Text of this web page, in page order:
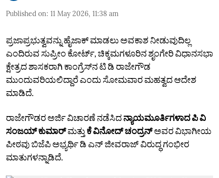
Published on: 11 May 2026, 11:38 am
ಪ್ರಜಾಪ್ರಭುತ್ವವನ್ನು ಹೈಜಾಕ್‌ ಮಾಡಲು ಅವಕಾಶ ನೀಡುವುದಿಲ್ಲ
ಎಂದಿರುವ ಸುಪ್ರೀಂ ಕೋರ್ಟ್‌, ಚಿಕ್ಕಮಗಳೂರಿನ ಶೃಂಗೇರಿ ವಿಧಾನಸಭಾ
ಕ್ಷೇತ್ರದ ಶಾಸಕರಾಗಿ ಕಾಂಗ್ರೆಸ್‌ನ ಟಿ ಡಿ ರಾಜೇಗೌಡ
ಮುಂದುವರಿಯಲಿದ್ದಾರೆ ಎಂದು ಸೋಮವಾರ ಮಹತ್ವದ ಆದೇಶ
ಮಾಡಿದೆ.
ರಾಜೇಗೌಡರ ಅರ್ಜಿ ವಿಚಾರಣೆ ನಡೆಸಿದನ್ಯಾಯಮೂರ್ತಿಗಳಾದ ಪಿ ವಿ
ಸಂಜಯ್ ಕುಮಾರ್‌ಮತ್ತು ಕೆ ವಿನೋದ್‌ ಚಂದ್ರನ್‌ಅವರ ವಿಭಾಗೀಯ
ಪೀಠವು ಬಿಜೆಪಿ ಅಭ್ಯರ್ಥಿ ಡಿ ಎನ್‌ ಜೀವರಾಜ್‌ ವಿರುದ್ಧ ಗಂಭೀರ
ಮಾತುಗಳನ್ನಾಡಿದೆ.